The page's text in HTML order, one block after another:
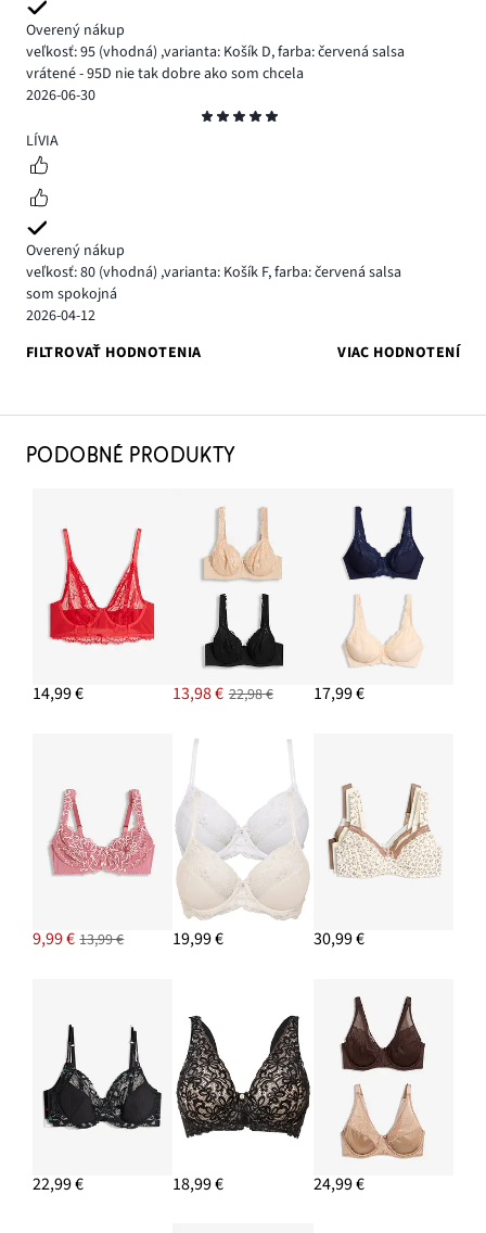
Overený nákup
veľkosť: 95 (vhodná) ,varianta: Košík D,farba: červená salsa
vrátené - 95D nie tak dobre ako som chcela
2026-06-30
5LÍVIA
Overený nákup
veľkosť: 80 (vhodná) ,varianta: Košík F,farba: červená salsa
som spokojná
2026-04-12
FILTROVAŤ HODNOTENIA
VIAC HODNOTENÍ
PODOBNÉ PRODUKTY
14,99 € 13,98 € 22,98 € 17,99 €
9,99 € 13,99 € 19,99 € 30,99 €
22,99 € 18,99 € 24,99 €